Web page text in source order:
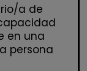
a de
en una
persona